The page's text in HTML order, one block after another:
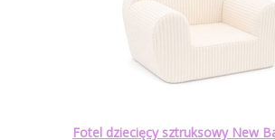
Fotel dziecięcy sztruksowy New